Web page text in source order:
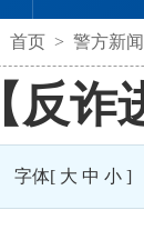
首页 > 警方新闻
【反
字体[ 大 中 小 ]